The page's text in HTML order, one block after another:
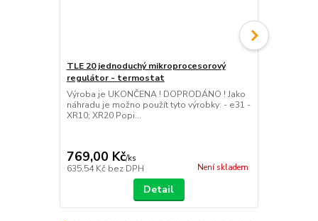
TLE 20 jednoduchý mikroprocesorový
regulátor - termostat
Výroba je UKONČENA ! DOPRODÁNO ! Jako
náhradu je možno použít tyto výrobky: - e31 -
XR10; XR20 Popi...
769,00 Kč/ks
635,54 Kč bez DPH Není skladem
Detail